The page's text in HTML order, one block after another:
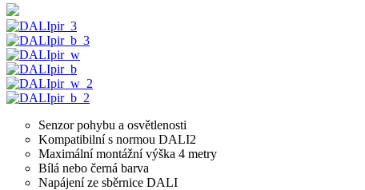
Senzor pohybu a osvětlenosti
Kompatibilní s normou DALI2
Maximální montážní výška 4 metry
Bílá nebo černá barva
Napájení ze sběrnice DALI